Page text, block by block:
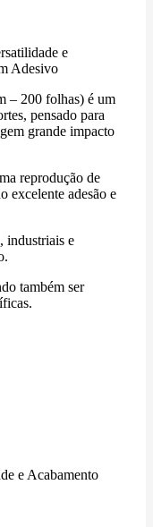
e
Adesivo
– 200 folhas) é um
pensado para
grande impacto
reprodução de
excelente adesão e
industriais e
também ser
e Acabamento